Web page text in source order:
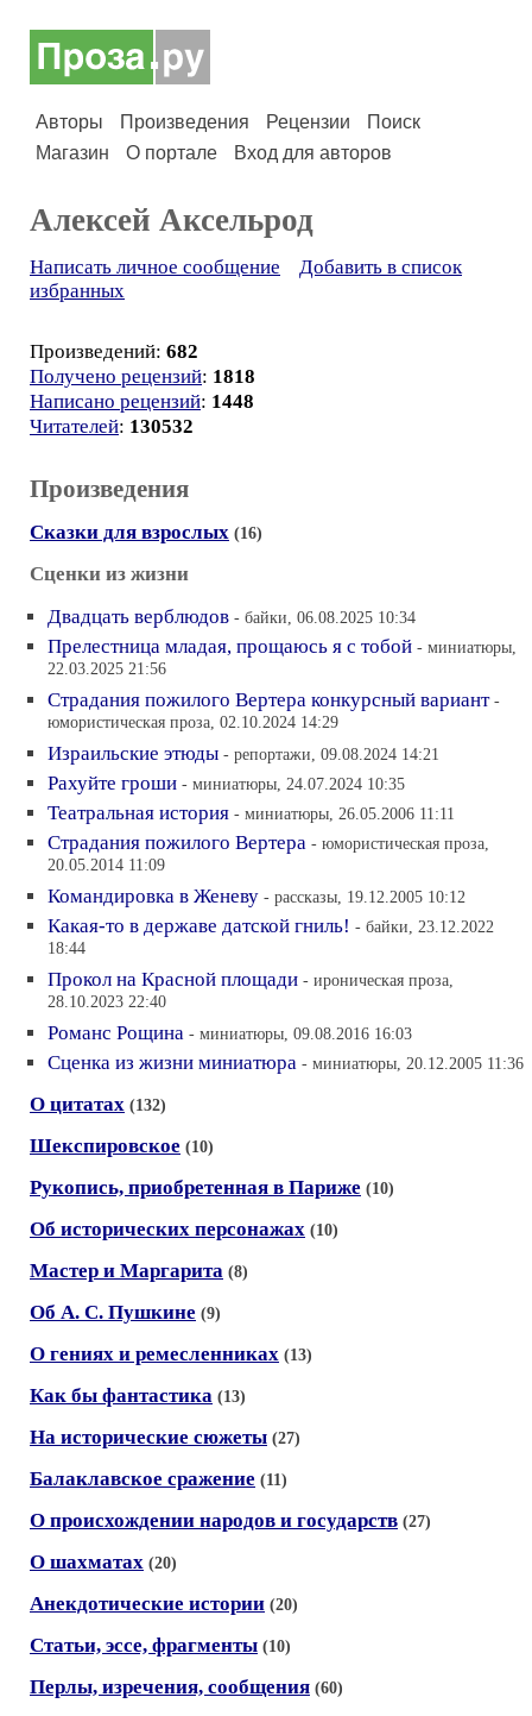
Авторы Произведения Рецензии
Поиск
Магазин
О портале Вход для авторов
Алексей Аксельрод
Написать личное сообщение
Добавить в список
избранных
Произведений: 682
Получено рецензий: 1818
Написано рецензий: 1448
Читателей: 130532
Произведения
Сказки для взрослых (16)
Сценки из жизни
Двадцать верблюдов - байки, 06.08.2025 10:34
Прелестница младая, прощаюсь я с тобой - миниатюры,
22.03.2025 21:56
Страдания пожилого Вертера конкурсный вариант -
юмористическая проза, 02.10.2024 14:29
Израильские этюды - репортажи, 09.08.2024 14:21
Рахуйте гроши - миниатюры, 24.07.2024 10:35
Театральная история - миниатюры, 26.05.2006 11:11
Страдания пожилого Вертера - юмористическая проза,
20.05.2014 11:09
Командировка в Женеву - рассказы, 19.12.2005 10:12
Какая-то в державе датской гниль! - байки, 23.12.2022
18:44
Прокол на Красной площади - ироническая проза,
28.10.2023 22:40
Романс Рощина - миниатюры, 09.08.2016 16:03
Сценка из жизни миниатюра - миниатюры, 20.12.2005 11:36
О цитатах (132)
Шекспировское (10)
Рукопись, приобретенная в Париже (10)
Об исторических персонажах (10)
Мастер и Маргарита (8)
Об А. С. Пушкине (9)
О гениях и ремесленниках (13)
Как бы фантастика (13)
На исторические сюжеты (27)
Балаклавское сражение (11)
О происхождении народов и государств (27)
О шахматах (20)
Анекдотические истории (20)
Статьи, эссе, фрагменты (10)
Перлы, изречения, сообщения (60)